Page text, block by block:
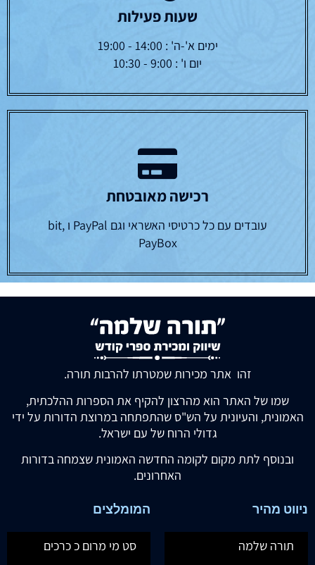
שעות פעילות
ימים א'-ה' : 14:00 - 19:00
יום ו' : 9:00 - 10:30
רכישה מאובטחת
עובדים עם כל כרטיסי האשראי וגם PayPal ו bit,
PayBox
זהו אתר מכירות שמטרתו להרבות תורה.
שמו של האתר הוא מהרצון להקיף את הספרות ההלכתית,
האמונית, והעיונית על הש"ס שהתפתחה במרוצת הדורות על ידי
גדולי הרוח של עם ישראל.
ובנוסף לתת מקום לקומה החדשה האמונית שצמחה בדורות
האחרונים.
ניווט מהיר
תורה שלמה
המומלצים
סט מי מרום כ כרכים